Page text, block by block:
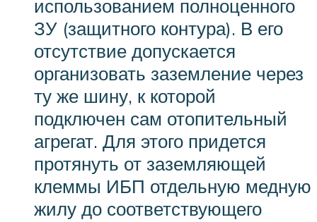
использованием полноценного
ЗУ (защитного контура). В его
отсутствие допускается
организовать заземление через
ту же шину, к которой
подключен сам отопительный
агрегат. Для этого придется
протянуть от заземляющей
клеммы ИБП отдельную медную
жилу до соответствующего